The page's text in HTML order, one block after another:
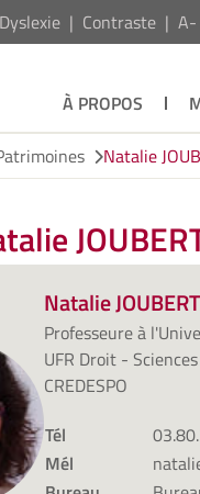
Dyslexie Contraste A-
À PROPOS
Natalie
Natalie JOUBERT
Professeure à
UFR Droit -
CREDESPO
Tél
Mél